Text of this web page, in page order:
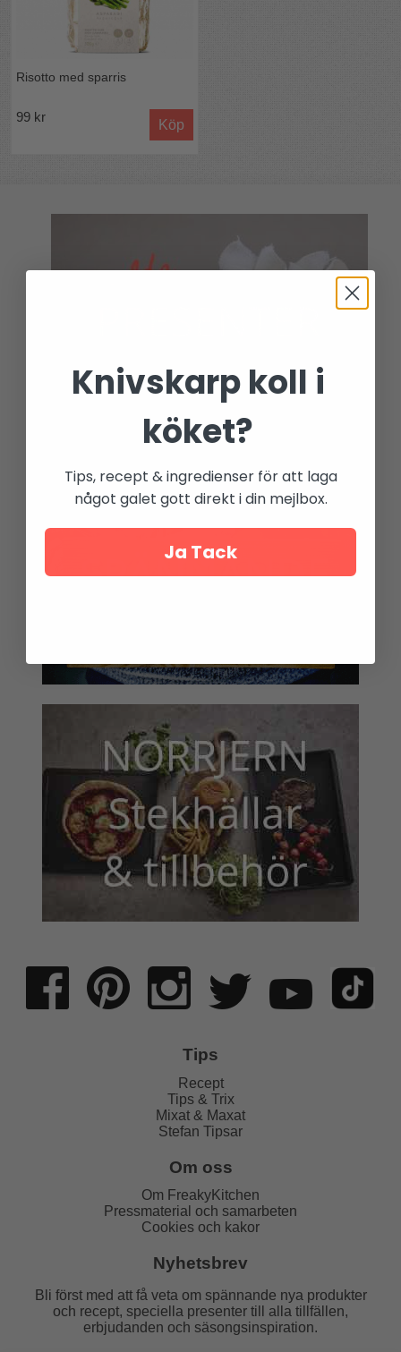
Risotto med sparris
99 kr
Köp
Tips
Recept
Tips & Trix
Mixat & Maxat
Stefan Tipsar
Om oss
Om FreakyKitchen
Pressmaterial och samarbeten
Cookies och kakor
Nyhetsbrev
Bli först med att få veta om spännande nya produkter
och recept, speciella presenter till alla tillfällen,
erbjudanden och säsongsinspiration.
Knivskarp koll i
köket?
Tips, recept & ingredienser för att laga
något galet gott direkt i din mejlbox.
Ja Tack